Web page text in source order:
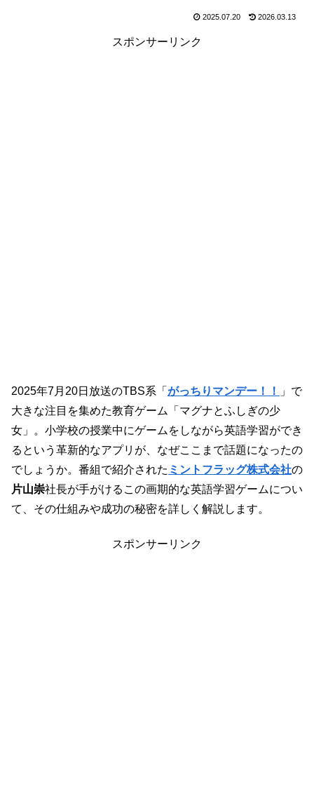
2025.07.20 2026.03.13
スポンサーリンク
2025年7月20日放送のTBS系「 がっちりマンデー！！
」で
大きな注目を集めた教育ゲーム「マグナとふしぎの少
女」。小学校の授業中にゲームをしながら英語学習ができ
るという革新的なアプリが、なぜここまで話題になったの
でしょうか。番組で紹介された ミントフラッグ株式会社の
片山崇社長が手がけるこの画期的な英語学習ゲームについ
て、その仕組みや成功の秘密を詳しく解説します。
スポンサーリンク